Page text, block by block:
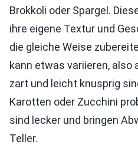
Brokkoli oder Spargel.
ihre eigene Textur und
die gleiche Weise
kann etwas variieren, also
zart und leicht knusprig
Karotten oder Zucchini
sind lecker und bringen
Teller.